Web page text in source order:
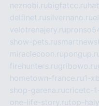
neznobi.rubigfatcc.ru
delfinet.rusilvernano.ru
velotrenajery.ru
show-pets.ru
miraclecoon.ru
firehunters.rugribowo.ru
hometown-france.ru1-
shop-garena.rucricetc-
one-life-story.rutop-